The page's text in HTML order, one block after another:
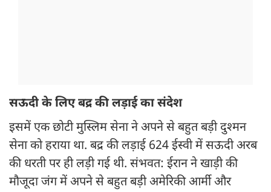
सऊदी के लिए बद्र की लड़ाई का संदेश
इसमें एक छोटी मुस्लिम सेना ने अपने से बहुत बड़ी दुश्मन
सेना को हराया था. बद्र की लड़ाई 624 ईस्वी में सऊदी अरब
की धरती पर ही लड़ी गई थी. संभवत: ईरान ने खाड़ी की
मौजूदा जंग में अपने से बहुत बड़ी अमेरिकी आर्मी और